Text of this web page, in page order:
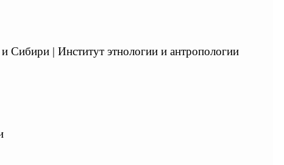
Сибири | Институт этнологии и антропологии